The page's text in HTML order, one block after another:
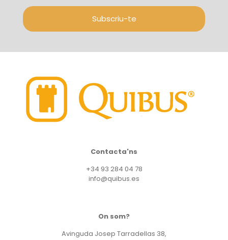
Subscriu-te
Contacta'ns
+34 93 284 04 78
info@quibus.es
On som?
Avinguda Josep Tarradellas 38,